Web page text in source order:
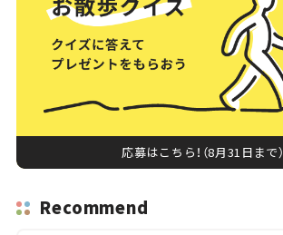
応募はこちら！（8月31日まで）
Recommend